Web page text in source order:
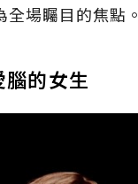
場矚目的焦點。
的女生